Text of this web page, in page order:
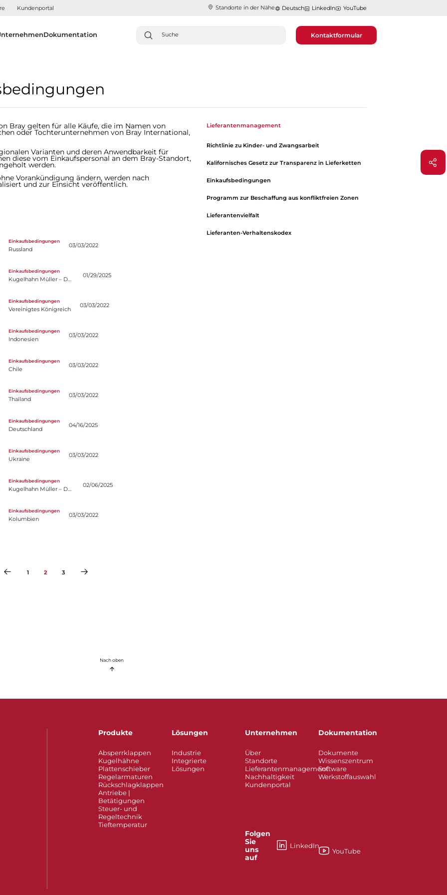
Kundenportal Standorte in der Nähe​​​​​​​ Deutsch LinkedIn YouTube
Dokumentation Kontaktformular
Bray gelten für alle Käufe, die im Namen von
oder Tochterunternehmen von Bray International,
Varianten und deren Anwendbarkeit für
diese vom Einkaufspersonal an dem Bray-Standort,
werden.
Vorankündigung ändern, werden nach
und zur Einsicht veröffentlich.
Einkaufsbedingungen
Russland
03/03/2022
Einkaufsbedingungen
Kugelhahn Müller – Deutschland
01/29/2025
Einkaufsbedingungen
Vereinigtes Königreich
03/03/2022
Einkaufsbedingungen
Indonesien
03/03/2022
Einkaufsbedingungen
Chile
03/03/2022
Einkaufsbedingungen
Thailand
03/03/2022
Einkaufsbedingungen
Deutschland
04/16/2025
Einkaufsbedingungen
Ukraine
03/03/2022
Einkaufsbedingungen
Kugelhahn Müller – Deutschland (Englisch)
02/06/2025
Einkaufsbedingungen
Kolumbien
03/03/2022
1 2 3
Lieferantenmanagement
Richtlinie zu Kinder- und Zwangsarbeit
Kalifornisches Gesetz zur Transparenz in Lieferketten
Einkaufsbedingungen
Programm zur Beschaffung aus konfliktfreien Zonen
Lieferantenvielfalt
Lieferanten-Verhaltenskodex
Nach oben
Produkte
Absperrklappen
Kugelhähne
Plattenschieber
Regelarmaturen
Rückschlagklappen
Antriebe |
Betätigungen
Steuer- und
Regeltechnik
Tieftemperatur​​​​​​​
Lösungen
Industrie
Integrierte
Lösungen
Unternehmen
Über
Standorte
Lieferantenmanagement
Nachhaltigkeit
Kundenportal
Folgen
Sie
uns
auf
LinkedIn
Dokumentation
Dokumente
Wissenszentrum
Software
Werkstoffauswahl
YouTube